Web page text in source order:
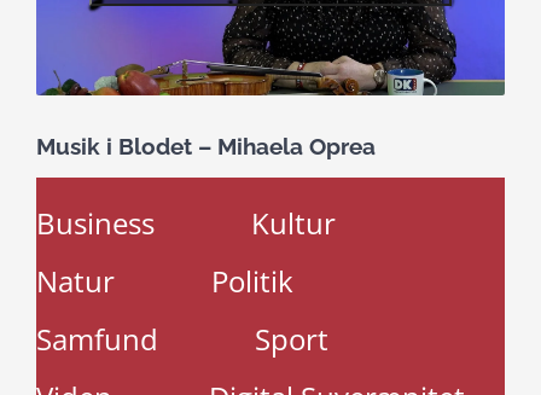
Musik i Blodet – Mihaela Oprea
Business
Kultur
Natur
Politik
Samfund
Sport